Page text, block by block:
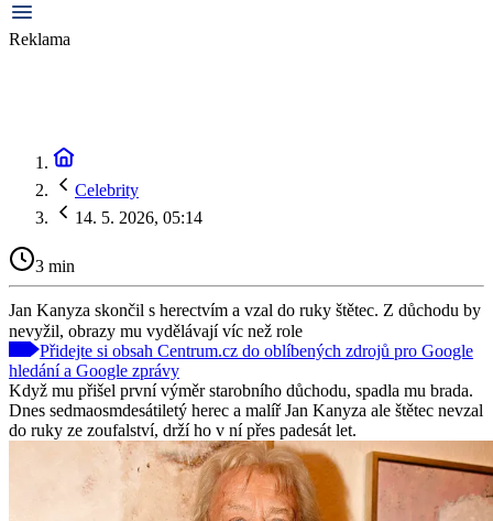
Reklama
Celebrity
14. 5. 2026, 05:14
3 min
Jan Kanyza skončil s herectvím a vzal do ruky štětec. Z důchodu by
nevyžil, obrazy mu vydělávají víc než role
Přidejte si obsah Centrum.cz do oblíbených zdrojů pro Google
hledání a Google zprávy
Když mu přišel první výměr starobního důchodu, spadla mu brada.
Dnes sedmaosmdesátiletý herec a malíř Jan Kanyza ale štětec nevzal
do ruky ze zoufalství, drží ho v ní přes padesát let.